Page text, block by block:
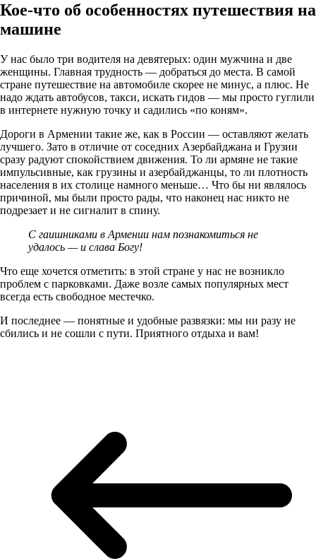
Кое-что об особенностях путешествия на
машине
У нас было три водителя на девятерых: один мужчина и две
женщины. Главная трудность — добраться до места. В самой
стране путешествие на автомобиле скорее не минус, а плюс. Не
надо ждать автобусов, такси, искать гидов — мы просто гуглили
в интернете нужную точку и садились «по коням».
Дороги в Армении такие же, как в России — оставляют желать
лучшего. Зато в отличие от соседних Азербайджана и Грузии
сразу радуют спокойствием движения. То ли армяне не такие
импульсивные, как грузины и азербайджанцы, то ли плотность
населения в их столице намного меньше… Что бы ни являлось
причиной, мы были просто рады, что наконец нас никто не
подрезает и не сигналит в спину.
С гаишниками в Армении нам познакомиться не
удалось — и слава Богу!
Что еще хочется отметить: в этой стране у нас не возникло
проблем с парковками. Даже возле самых популярных мест
всегда есть свободное местечко.
И последнее — понятные и удобные развязки: мы ни разу не
сбились и не сошли с пути. Приятного отдыха и вам!